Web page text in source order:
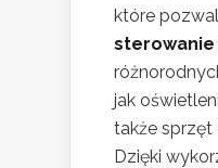
które
sterowanie
jak
także sprzęt
Dzięki